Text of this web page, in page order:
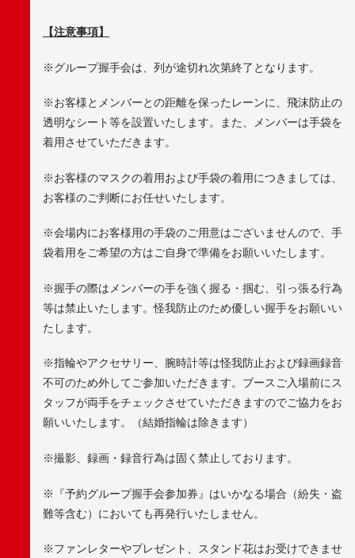
【注意事項】
※グループ握手会は、列が途切れ次第終了となります。
※お客様とメンバーとの距離を保ったレーンに、飛沫防止の
透明なシート等を設置いたします。また、メンバーは手袋を
着用させていただきます。
※お客様のマスクの着用および手袋の着用につきましては、
お客様のご判断にお任せいたします。
※会場内にお客様用の手袋のご用意はございませんので、手
袋着用をご希望の方はご自身で準備をお願いいたします。
※握手の際はメンバーの手を強く握る・掴む、引っ張る行為
等は禁止いたします。怪我防止のため優しい握手をお願いい
たします。
※指輪やアクセサリー、腕時計等は怪我防止および録画録音
不可のため外してご参加いただきます。ブースご入場前にス
タッフが両手をチェックさせていただきますのでご協力をお
願いいたします。（結婚指輪は除きます）
※撮影、録画・録音行為は固く禁止しております。
※『予約グループ握手会参加券』はいかなる場合（紛失・盗
難等含む）においても再発行いたしません。
※ファンレターやプレゼント、スタンド花はお受けできませ